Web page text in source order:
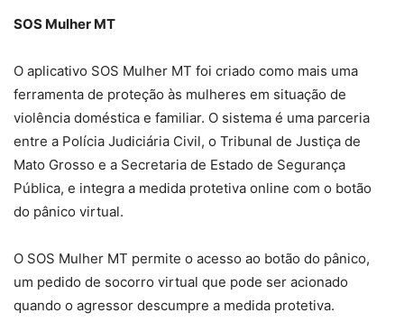
SOS Mulher MT
O aplicativo SOS Mulher MT foi criado como mais uma
ferramenta de proteção às mulheres em situação de
violência doméstica e familiar. O sistema é uma parceria
entre a Polícia Judiciária Civil, o Tribunal de Justiça de
Mato Grosso e a Secretaria de Estado de Segurança
Pública, e integra a medida protetiva online com o botão
do pânico virtual.
O SOS Mulher MT permite o acesso ao botão do pânico,
um pedido de socorro virtual que pode ser acionado
quando o agressor descumpre a medida protetiva.